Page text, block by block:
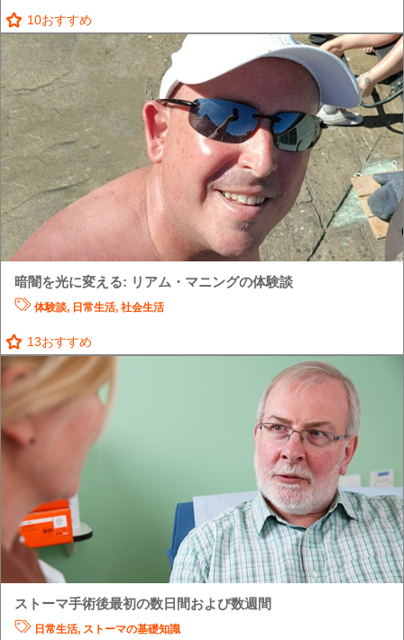
10おすすめ
暗闇を光に変える: リアム・マニングの体験談
体験談, 日常生活, 社会生活
13おすすめ
ストーマ手術後最初の数日間および数週間
日常生活, ストーマの基礎知識